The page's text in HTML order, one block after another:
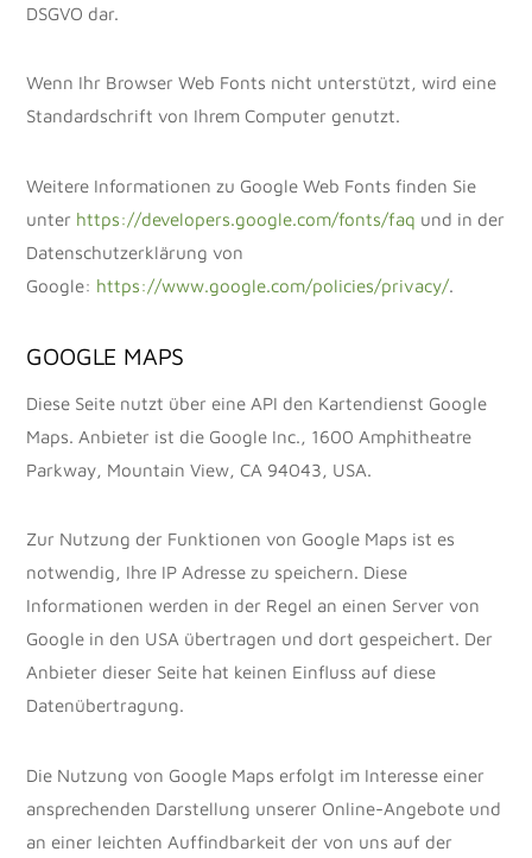
DSGVO dar.
Wenn Ihr Browser Web Fonts nicht unterstützt, wird eine
Standardschrift von Ihrem Computer genutzt.
Weitere Informationen zu Google Web Fonts finden Sie
unter https://developers.google.com/fonts/faq und in der
Datenschutzerklärung von
Google: https://www.google.com/policies/privacy/.
GOOGLE MAPS
Diese Seite nutzt über eine API den Kartendienst Google
Maps. Anbieter ist die Google Inc., 1600 Amphitheatre
Parkway, Mountain View, CA 94043, USA.
Zur Nutzung der Funktionen von Google Maps ist es
notwendig, Ihre IP Adresse zu speichern. Diese
Informationen werden in der Regel an einen Server von
Google in den USA übertragen und dort gespeichert. Der
Anbieter dieser Seite hat keinen Einfluss auf diese
Datenübertragung.
Die Nutzung von Google Maps erfolgt im Interesse einer
ansprechenden Darstellung unserer Online-Angebote und
an einer leichten Auffindbarkeit der von uns auf der